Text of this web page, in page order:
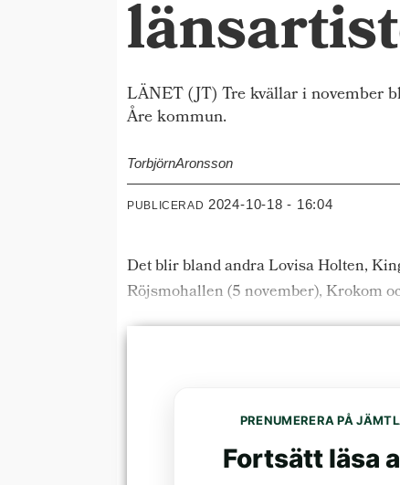
LÄNET (JT) Tre kvällar i november
Åre kommun.
TorbjörnAronsson
PUBLICERAD 2024-10-18 - 16:04
Det blir bland andra Lovisa Holten,
Röjsmohallen (5 november), Krokom
PRENUMERERA PÅ
Fortsätt läsa